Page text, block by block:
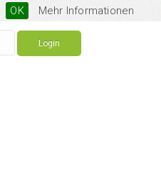
OK Mehr Informationen